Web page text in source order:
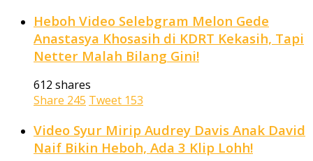
Heboh Video Selebgram Melon Gede
Anastasya Khosasih di KDRT Kekasih, Tapi
Netter Malah Bilang Gini!
612 shares
Share 245 Tweet 153
Video Syur Mirip Audrey Davis Anak David
Naif Bikin Heboh, Ada 3 Klip Lohh!